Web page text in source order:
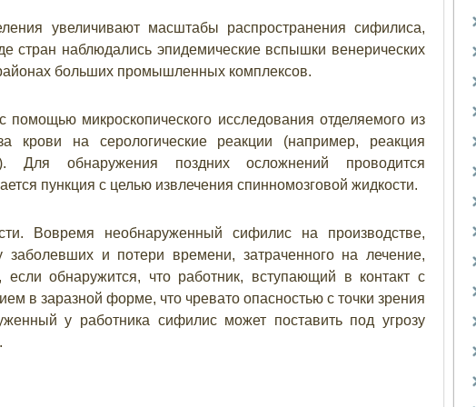
увеличивают масштабы распространения сифилиса,
стран наблюдались эпидемические вспышки венерических
больших промышленных комплексов.
помощью микроскопического исследования отделяемого из
крови на серологические реакции (например, реакция
Для обнаружения поздних осложнений проводится
пункция с целью извлечения спинномозговой жидкости.
Вовремя необнаруженный сифилис на производстве,
заболевших и потери времени, затраченного на лечение,
обнаружится, что работник, вступающий в контакт с
в заразной форме, что чревато опасностью с точки зрения
у работника сифилис может поставить под угрозу